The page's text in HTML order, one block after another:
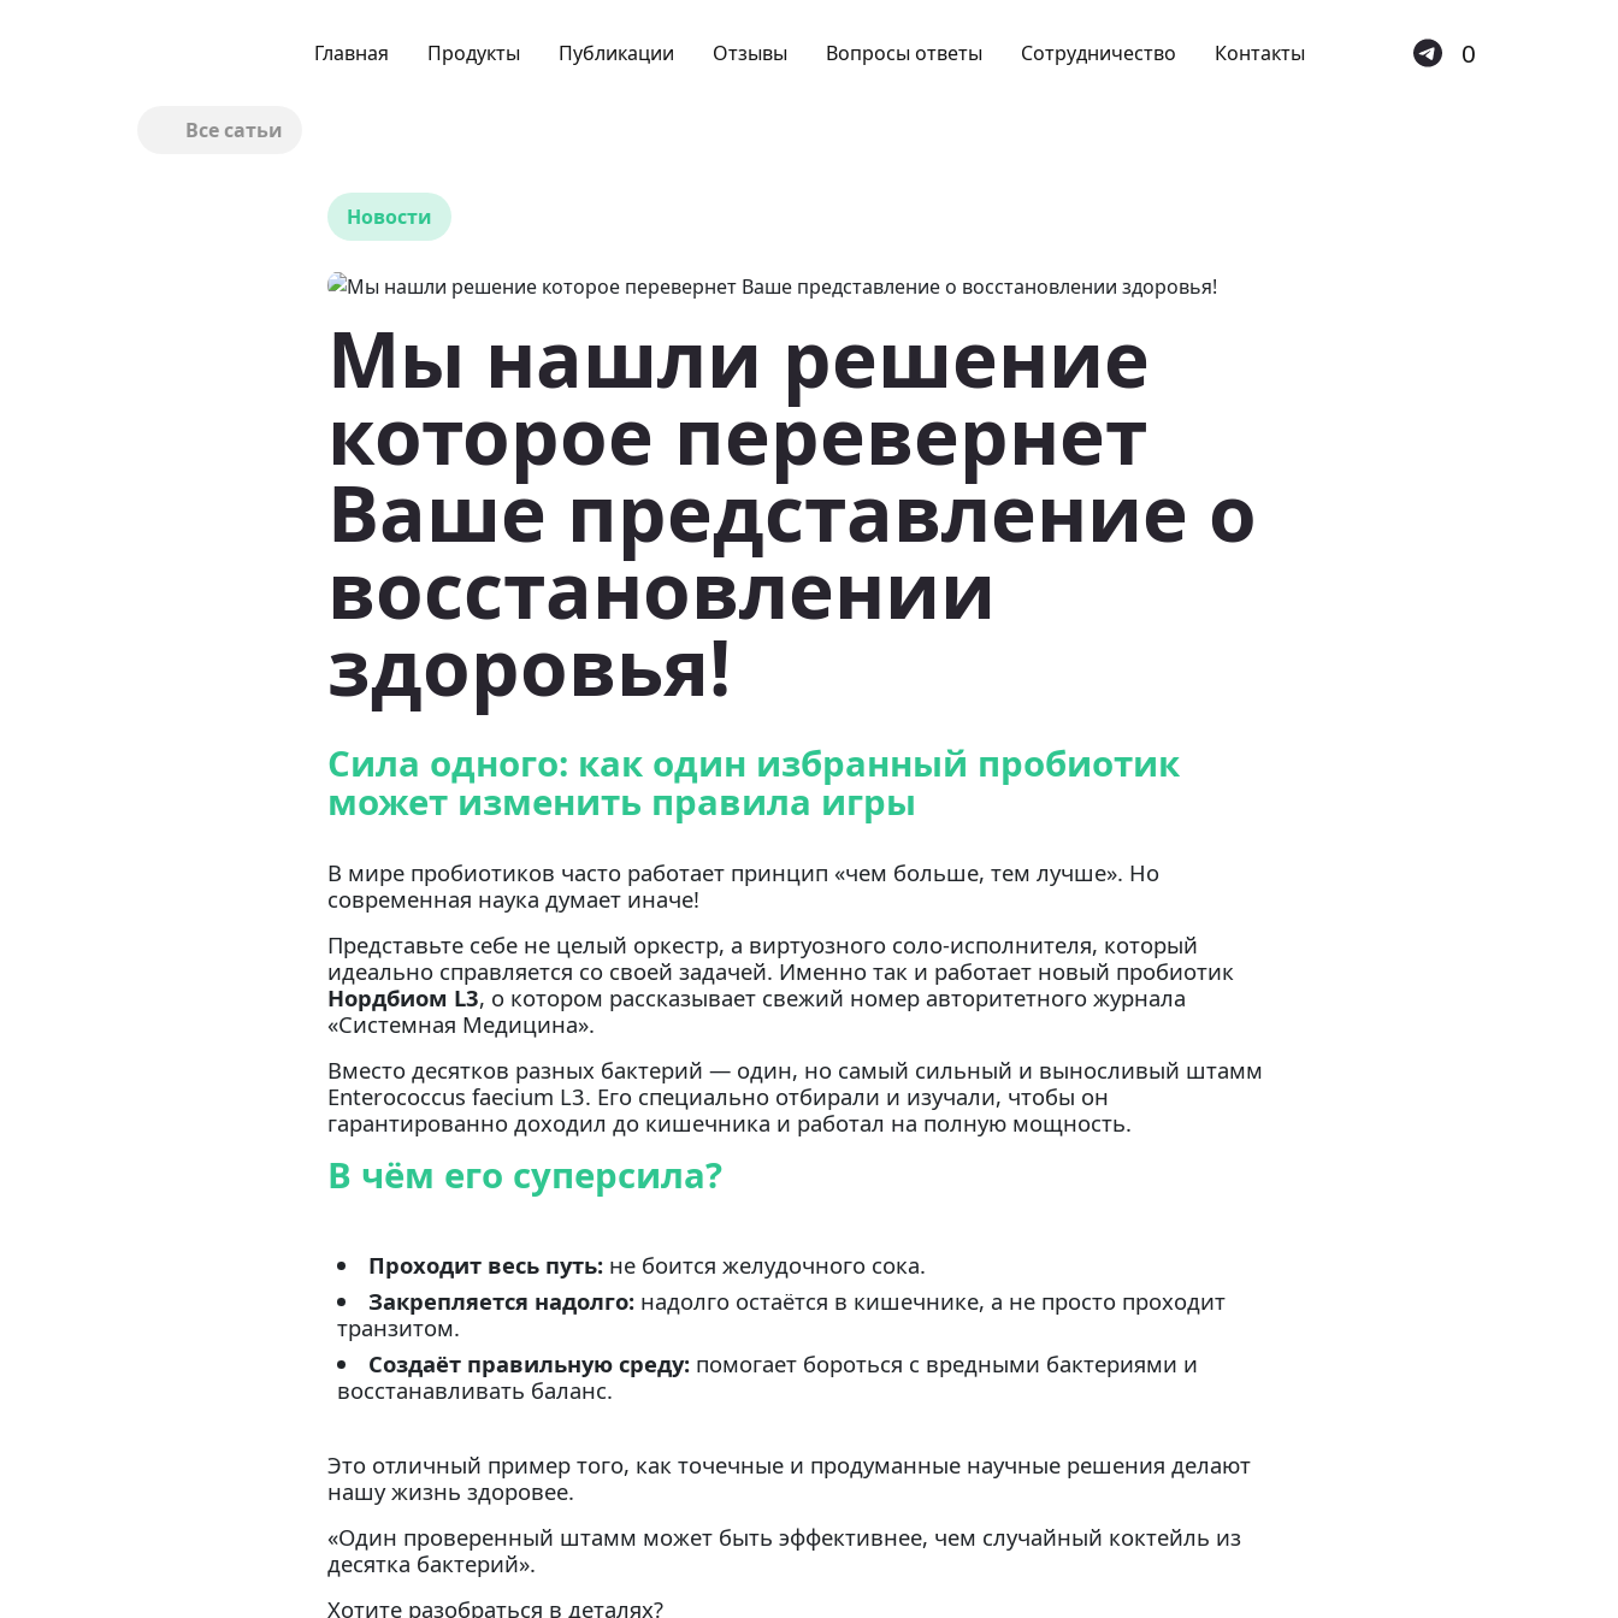
Главная Продукты Публикации Отзывы Вопросы ответы Сотрудничество Контакты 0
Все сатьи
Новости
Мы нашли решение
которое перевернет
Ваше представление о
восстановлении
здоровья!
Сила одного: как один избранный пробиотик
может изменить правила игры
В мире пробиотиков часто работает принцип «чем больше, тем лучше». Но
современная наука думает иначе!
Представьте себе не целый оркестр, а виртуозного соло-исполнителя, который
идеально справляется со своей задачей. Именно так и работает новый пробиотик
Нордбиом L3, о котором рассказывает свежий номер авторитетного журнала
«Системная Медицина».
Вместо десятков разных бактерий — один, но самый сильный и выносливый штамм
Enterococcus faecium L3. Его специально отбирали и изучали, чтобы он
гарантированно доходил до кишечника и работал на полную мощность.
В чём его суперсила?
Проходит весь путь: не боится желудочного сока.
Закрепляется надолго: надолго остаётся в кишечнике, а не просто проходит
транзитом.
Создаёт правильную среду: помогает бороться с вредными бактериями и
восстанавливать баланс.
Это отличный пример того, как точечные и продуманные научные решения делают
нашу жизнь здоровее.
«Один проверенный штамм может быть эффективнее, чем случайный коктейль из
десятка бактерий».
Хотите разобраться в деталях?